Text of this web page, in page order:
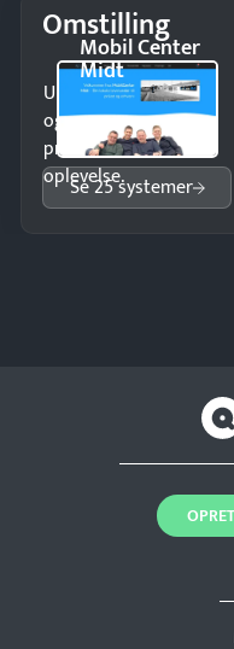
Omstilling
Mobil Center
Midt
Undgå tabte opkald
og giv kunderne en
professionel
oplevelse.
Se 25 systemer